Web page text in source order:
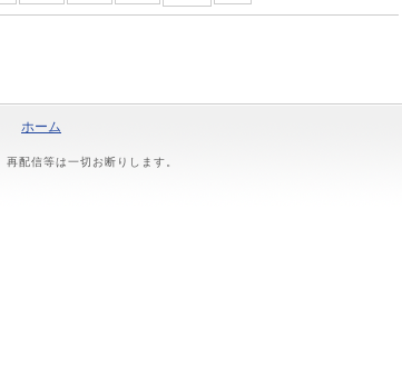
ホーム
配信等は一切お断りします。